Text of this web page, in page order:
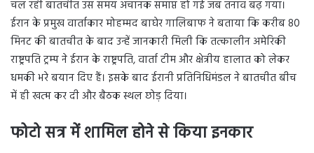
चल रही बातचीत उस समय अचानक समाप्त हो गई जब तनाव बढ़ गया।
ईरान के प्रमुख वार्ताकार मोहम्मद बाघेर गालिबाफ ने बताया कि करीब 80
मिनट की बातचीत के बाद उन्हें जानकारी मिली कि तत्कालीन अमेरिकी
राष्ट्रपति ट्रम्प ने ईरान के राष्ट्रपति, वार्ता टीम और क्षेत्रीय हालात को लेकर
धमकी भरे बयान दिए हैं। इसके बाद ईरानी प्रतिनिधिमंडल ने बातचीत बीच
में ही खत्म कर दी और बैठक स्थल छोड़ दिया।
फोटो सत्र में शामिल होने से किया इनकार